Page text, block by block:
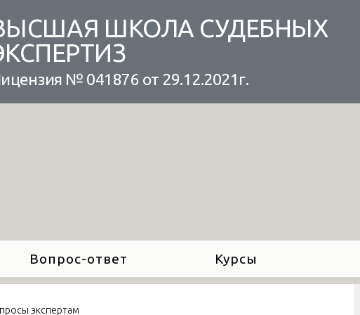
ШКОЛА СУДЕБНЫХ
№ 041876 от 29.12.2021г.
Вопрос-ответ Курсы
экспертам